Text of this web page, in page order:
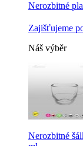
Nerozbitné
Zajišťujeme
Náš výběr
Nerozbitné